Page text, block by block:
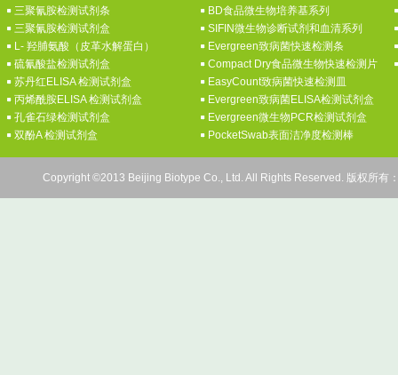
三聚氰胺检测试剂条
三聚氰胺检测试剂盒
L- 羟脯氨酸（皮革水解蛋白）
硫氰酸盐检测试剂盒
苏丹红ELISA 检测试剂盒
丙烯酰胺ELISA 检测试剂盒
孔雀石绿检测试剂盒
双酚A 检测试剂盒
BD食品微生物培养基系列
SIFIN微生物诊断试剂和血清系列
Evergreen致病菌快速检测条
Compact Dry食品微生物快速检测片
EasyCount致病菌快速检测皿
Evergreen致病菌ELISA检测试剂盒
Evergreen微生物PCR检测试剂盒
PocketSwab表面洁净度检测棒
Copyright ©2013 Beijing Biotype Co., Ltd. All Rights Reserved. 版权所有